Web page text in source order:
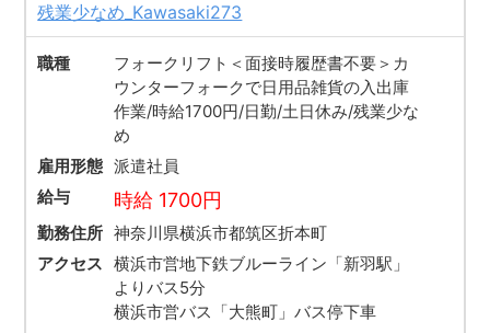
残業少なめ_Kawasaki273
職種
フォークリフト＜面接時履歴書不要＞カ
ウンターフォークで日用品雑貨の入出庫
作業/時給1700円/日勤/土日休み/残業少な
め
雇用形態 派遣社員
給与
時給 1700円
勤務住所 神奈川県横浜市都筑区折本町
アクセス
横浜市営地下鉄ブルーライン「新羽駅」
よりバス5分
横浜市営バス「大熊町」バス停下車